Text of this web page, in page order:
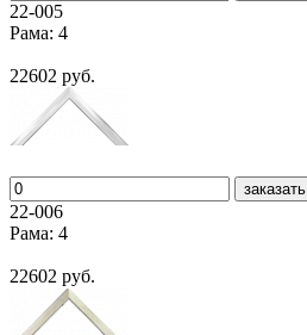
22-005
Рама: 4
22602 руб.
заказать
22-006
Рама: 4
22602 руб.